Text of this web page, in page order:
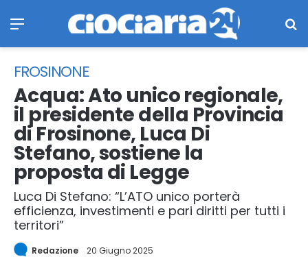
FROSINONE
Acqua: Ato unico regionale,
il presidente della Provincia
di Frosinone, Luca Di
Stefano, sostiene la
proposta di Legge
Luca Di Stefano: “L’ATO unico porterà
efficienza, investimenti e pari diritti per tutti i
territori”
Redazione 20 Giugno 2025